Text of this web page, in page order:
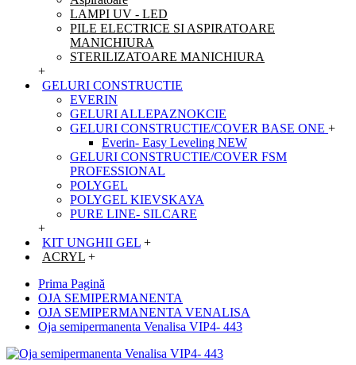
LAMPI UV - LED
PILE ELECTRICE SI ASPIRATOARE
MANICHIURA
STERILIZATOARE MANICHIURA
+
GELURI CONSTRUCTIE
EVERIN
GELURI ALLEPAZNOKCIE
GELURI CONSTRUCTIE/COVER BASE ONE +
Everin- Easy Leveling NEW
GELURI CONSTRUCTIE/COVER FSM
PROFESSIONAL
POLYGEL
POLYGEL KIEVSKAYA
PURE LINE- SILCARE
+
KIT UNGHII GEL +
ACRYL +
Prima Pagină
OJA SEMIPERMANENTA
OJA SEMIPERMANENTA VENALISA
Oja semipermanenta Venalisa VIP4- 443